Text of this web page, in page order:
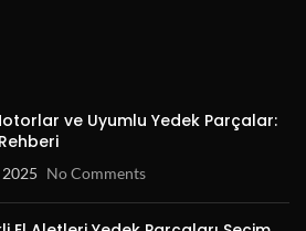
ve Uyumlu Yedek Parçalar:
2025 No Comments